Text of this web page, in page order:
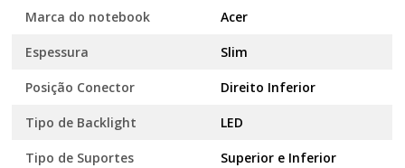
Marca do notebook Acer
Espessura Slim
Posição Conector Direito Inferior
Tipo de Backlight LED
Tipo de Suportes Superior e Inferior